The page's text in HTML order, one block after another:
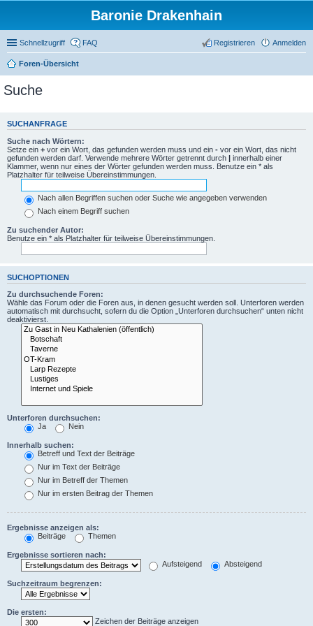
Baronie Drakenhain
Schnellzugriff FAQ Anmelden
Registrieren
Foren-Übersicht
Suche
SUCHANFRAGE
Suche nach Wörtern:
Setze ein + vor ein Wort, das gefunden werden muss und ein - vor ein Wort, das nicht
gefunden werden darf. Verwende mehrere Wörter getrennt durch | innerhalb einer
Klammer, wenn nur eines der Wörter gefunden werden muss. Benutze ein * als
Platzhalter für teilweise Übereinstimmungen.
Nach allen Begriffen suchen oder Suche wie angegeben verwenden
Nach einem Begriff suchen
Zu suchender Autor:
Benutze ein * als Platzhalter für teilweise Übereinstimmungen.
SUCHOPTIONEN
Zu durchsuchende Foren:
Wähle das Forum oder die Foren aus, in denen gesucht werden soll. Unterforen werden
automatisch mit durchsucht, sofern du die Option „Unterforen durchsuchen“ unten nicht
deaktivierst.
Unterforen durchsuchen:
Ja
Nein
Innerhalb suchen:
Betreff und Text der Beiträge
Nur im Text der Beiträge
Nur im Betreff der Themen
Nur im ersten Beitrag der Themen
Ergebnisse anzeigen als:
Beiträge
Themen
Ergebnisse sortieren nach:
Aufsteigend
Absteigend
Suchzeitraum begrenzen:
Die ersten:
Zeichen der Beiträge anzeigen